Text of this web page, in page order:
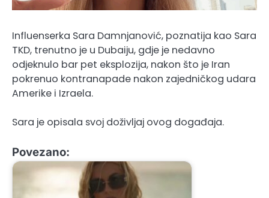
Influenserka Sara Damnjanović, poznatija kao Sara
TKD, trenutno je u Dubaiju, gdje je nedavno
odjeknulo bar pet eksplozija, nakon što je Iran
pokrenuo kontranapade nakon zajedničkog udara
Amerike i Izraela.
Sara je opisala svoj doživljaj ovog događaja.
Povezano: